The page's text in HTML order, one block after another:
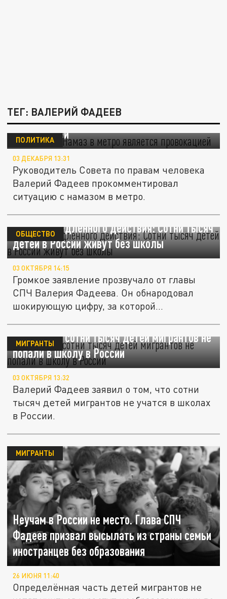
ТЕГ: ВАЛЕРИЙ ФАДЕЕВ
Глава СПЧ: Намаз в метро является
провокацией
ПОЛИТИКА
03 ДЕКАБРЯ 13:31
Руководитель Совета по правам человека
Валерий Фадеев прокомментировал
ситуацию с намазом в метро.
Бомба замедленного действия: Сотни тысяч
детей в России живут без школы
ОБЩЕСТВО
03 ОКТЯБРЯ 14:15
Громкое заявление прозвучало от главы
СПЧ Валерия Фадеева. Он обнародовал
шокирующую цифру, за которой...
Глава СПЧ: сотни тысяч детей мигрантов не
попали в школу в России
МИГРАНТЫ
03 ОКТЯБРЯ 13:32
Валерий Фадеев заявил о том, что сотни
тысяч детей мигрантов не учатся в школах
в России.
Неучам в России не место. Глава СПЧ
Фадеев призвал высылать из страны семьи
иностранцев без образования
МИГРАНТЫ
26 ИЮНЯ 11:40
Определённая часть детей мигрантов не